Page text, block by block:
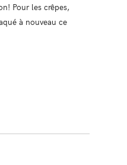
Pour les crêpes,
à nouveau ce